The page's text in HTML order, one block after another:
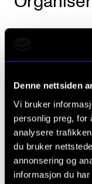
Denne nettsiden
Vi bruker
personlig preg, for
analysere
du bruker
annonsering og
informasjon du
Emnet
tillegg kommer